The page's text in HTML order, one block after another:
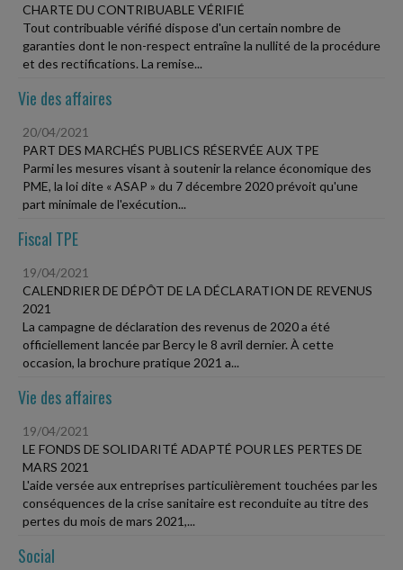
CHARTE DU CONTRIBUABLE VÉRIFIÉ
Tout contribuable vérifié dispose d'un certain nombre de
garanties dont le non-respect entraîne la nullité de la procédure
et des rectifications. La remise...
Vie des affaires
20/04/2021
PART DES MARCHÉS PUBLICS RÉSERVÉE AUX TPE
Parmi les mesures visant à soutenir la relance économique des
PME, la loi dite « ASAP » du 7 décembre 2020 prévoit qu'une
part minimale de l'exécution...
Fiscal TPE
19/04/2021
CALENDRIER DE DÉPÔT DE LA DÉCLARATION DE REVENUS
2021
La campagne de déclaration des revenus de 2020 a été
officiellement lancée par Bercy le 8 avril dernier. À cette
occasion, la brochure pratique 2021 a...
Vie des affaires
19/04/2021
LE FONDS DE SOLIDARITÉ ADAPTÉ POUR LES PERTES DE
MARS 2021
L'aide versée aux entreprises particulièrement touchées par les
conséquences de la crise sanitaire est reconduite au titre des
pertes du mois de mars 2021,...
Social